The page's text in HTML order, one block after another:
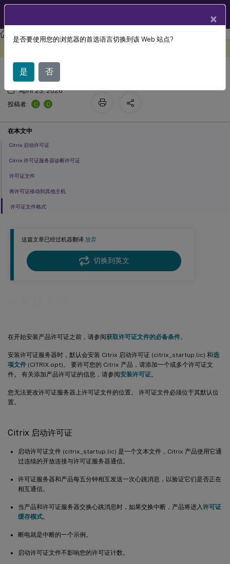
许可 许可 11.17.2 版本 48000
这篇文章已经过机器翻译.放弃
切换到英文
在开始安装产品许可证之前，请参阅获取许可证文件的必备条件。
安装许可证服务器时，默认会安装 Citrix 启动许可证 (citrix_startup.lic) 和选
项文件 (CITRIX.opt)。 要许可您的 Citrix 产品，请添加一个或多个许可证文
件。 有关添加产品许可证的信息，请参阅安装许可证。
您无法更改许可证服务器上许可证文件的位置。 许可证文件必须位于其默认位
置。
Citrix 启动许可证
启动许可证文件 (citrix_startup.lic) 是一个文本文件，Citrix 产品使用它通
过连续的开放连接与许可证服务器通信。
许可证服务器和产品每五分钟相互发送一次心跳消息，以验证它们是否正在
相互通信。
当产品和许可证服务器交换心跳消息时，如果交换中断，产品将进入 许可证
缓存模式。
断电就是中断的一个示例。
启动许可证文件不影响您的许可证计数。
许可证文件
April 23, 2026
投稿者:
C C
在本文中
Citrix 启动许可证
Citrix 许可证服务器诊断许可证
许可证文件
将许可证移动到其他主机
许可证文件格式
×
是否要使用您的浏览器的首选语言切换到该 Web 站点?
是 否